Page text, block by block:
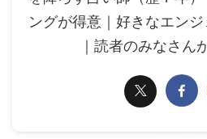
ングが得意｜好きなエン
｜読者のみなさん